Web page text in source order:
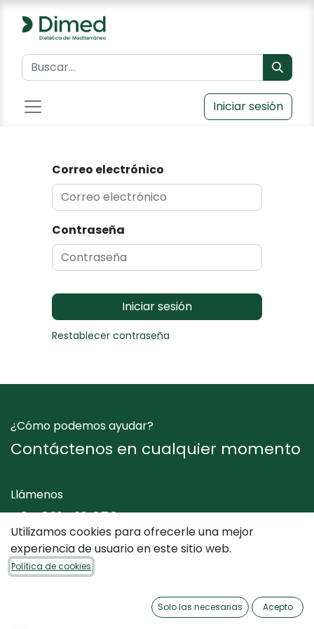
Iniciar sesión
Correo electrónico
Contraseña
Iniciar sesión
Restablecer contraseña
¿Cómo podemos ayudar?
Contáctenos en cualquier momento
Llámenos
+34 961 412 050
Envíenos un mensaje
Utilizamos cookies para ofrecerle una mejor
experiencia de usuario en este sitio web.
Política de cookies
Solo las necesarias Acepto